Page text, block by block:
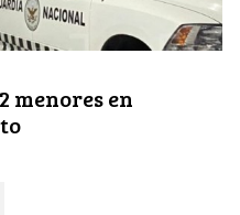
menores en